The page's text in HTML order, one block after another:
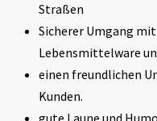
Straßen
Sicherer Umgang
Lebensmittelware
einen freundlichen
Kunden.
gute Laune und